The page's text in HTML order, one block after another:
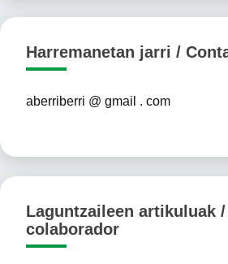
Harremanetan jarri /
aberriberri @ gmail . com
Laguntzaileen artikuluak
colaborador